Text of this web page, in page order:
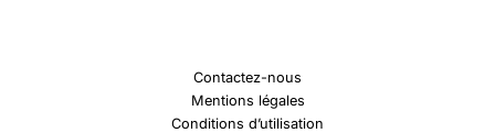
Contactez-nous
Mentions légales
Conditions d’utilisation